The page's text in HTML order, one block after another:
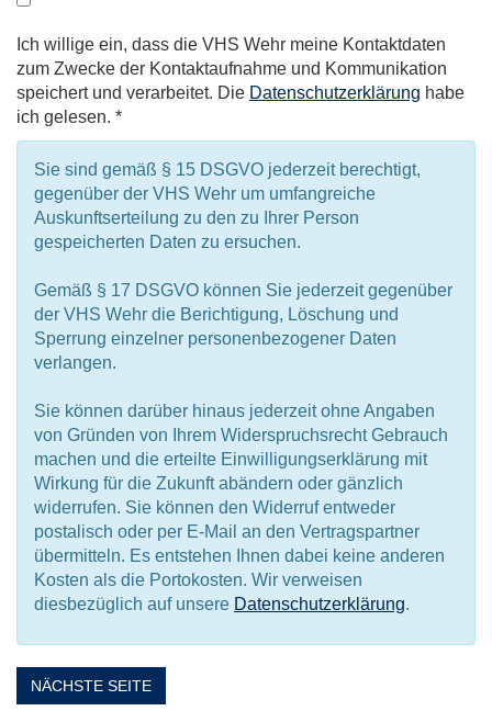
Ich willige ein, dass die VHS Wehr meine Kontaktdaten
zum Zwecke der Kontaktaufnahme und Kommunikation
speichert und verarbeitet. Die Datenschutzerklärung habe
ich gelesen. *
Sie sind gemäß § 15 DSGVO jederzeit berechtigt,
gegenüber der VHS Wehr um umfangreiche
Auskunftserteilung zu den zu Ihrer Person
gespeicherten Daten zu ersuchen.
Gemäß § 17 DSGVO können Sie jederzeit gegenüber
der VHS Wehr die Berichtigung, Löschung und
Sperrung einzelner personenbezogener Daten
verlangen.
Sie können darüber hinaus jederzeit ohne Angaben
von Gründen von Ihrem Widerspruchsrecht Gebrauch
machen und die erteilte Einwilligungserklärung mit
Wirkung für die Zukunft abändern oder gänzlich
widerrufen. Sie können den Widerruf entweder
postalisch oder per E-Mail an den Vertragspartner
übermitteln. Es entstehen Ihnen dabei keine anderen
Kosten als die Portokosten. Wir verweisen
diesbezüglich auf unsere Datenschutzerklärung.
NÄCHSTE SEITE